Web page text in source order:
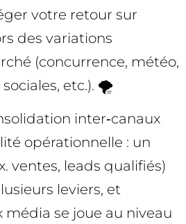
votre retour sur
des variations
(concurrence, météo,
etc.). 🌪️
inter‑canaux
opérationnelle : un
ventes, leads qualifiés)
leviers, et
média se joue au niveau